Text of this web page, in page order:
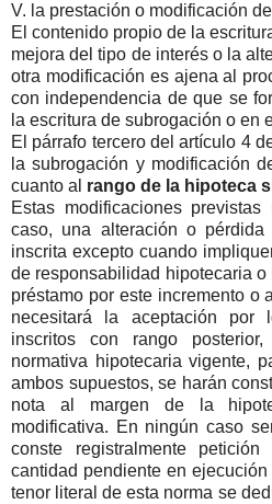
V. la prestación o modificación
El contenido propio de la
mejora del tipo de interés o la
otra modificación es ajena al
con independencia de que se
la escritura de subrogación o en
El párrafo tercero del artículo 4
la subrogación y modificación
cuanto al rango de la hipoteca
Estas modificaciones
caso, una alteración o
inscrita excepto cuando
de responsabilidad hipotecaria
préstamo por este incremento o
necesitará la aceptación por
inscritos con rango
normativa hipotecaria vigente,
ambos supuestos, se harán
nota al margen de la
modificativa. En ningún caso
conste registralmente
cantidad pendiente en
tenor literal de esta norma se